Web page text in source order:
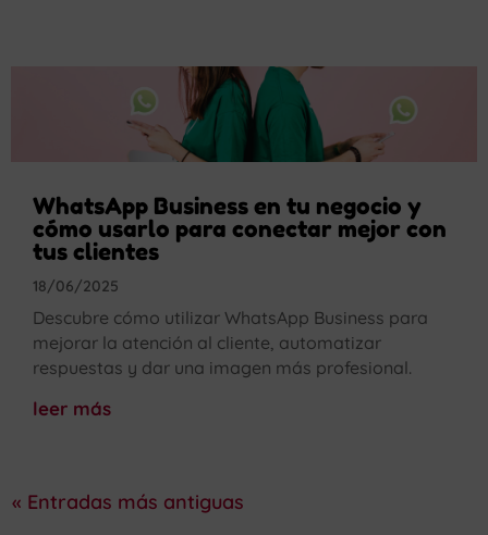
WhatsApp Business en tu negocio y
cómo usarlo para conectar mejor con
tus clientes
18/06/2025
Descubre cómo utilizar WhatsApp Business para
mejorar la atención al cliente, automatizar
respuestas y dar una imagen más profesional.
leer más
« Entradas más antiguas